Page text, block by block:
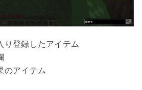
り登録したアイテム
のアイテム